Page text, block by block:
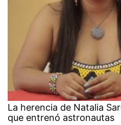
La herencia de Natalia
que entrenó astronautas